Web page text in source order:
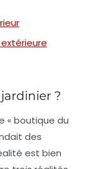
?
« boutique du
des
est bien